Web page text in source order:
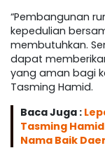
“Pembangunan
kepedulian
membutuhkan.
dapat
yang aman bagi
Tasming Hamid.
Baca Juga :
Tasming
Nama Baik